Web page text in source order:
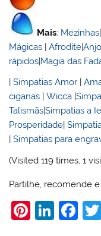
Mais: Mezinhas|
Mágicas |Afrodite|
rápidos|Magia das
|Simpatias Amor |
ciganas |Wicca |
Talismãs|Simpatias a
Prosperidade |
|Simpatias para
(Visited 119 times, 1
Partilhe, recomende
Pi Li F